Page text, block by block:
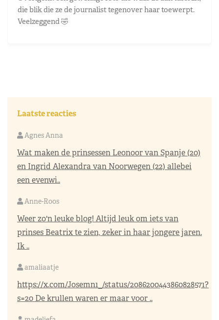
die blik die ze de journalist tegenover haar toewerpt.
Veelzeggend 🤣
Laatste reacties
Agnes Anna
Wat maken de prinsessen Leonoor van Spanje (20)
en Ingrid Alexandra van Noorwegen (22) allebei
een evenwi..
Anne-Roos
Weer zo'n leuke blog! Altijd leuk om iets van
prinses Beatrix te zien, zeker in haar jongere jaren.
Ik ..
amaliaatje
https://x.com/Josemn1_/status/2086200443860828571?
s=20 De krullen waren er maar voor ..